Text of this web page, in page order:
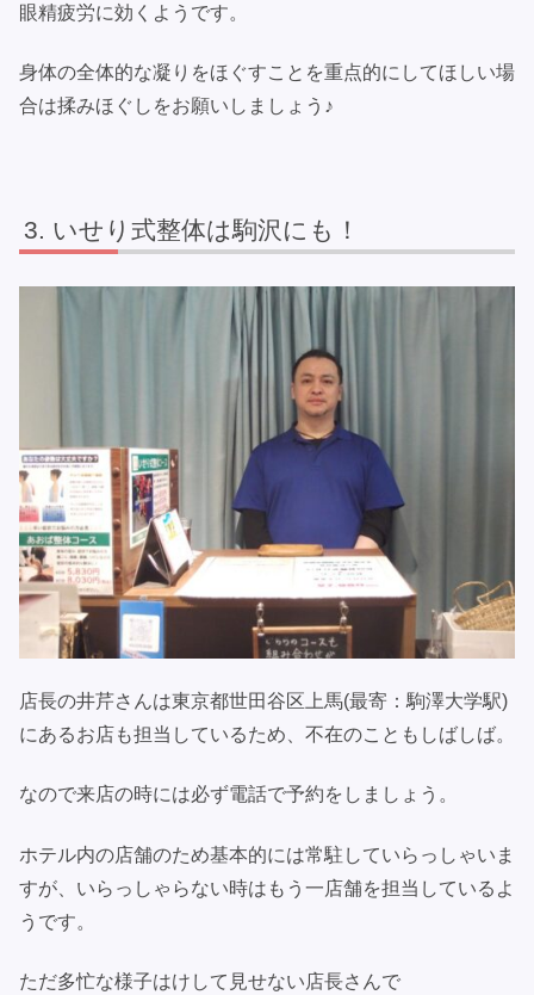
眼精疲労に効くようです。
身体の全体的な凝りをほぐすことを重点的にしてほしい場
合は揉みほぐしをお願いしましょう♪
いせり式整体は駒沢にも！
店長の井芹さんは東京都世田谷区上馬(最寄：駒澤大学駅)
にあるお店も担当しているため、不在のこともしばしば。
なので来店の時には必ず電話で予約をしましょう。
ホテル内の店舗のため基本的には常駐していらっしゃいま
すが、いらっしゃらない時はもう一店舗を担当しているよ
うです。
ただ多忙な様子はけして見せない店長さんで